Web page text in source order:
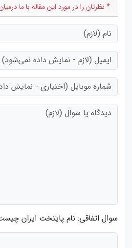
* نظرتان را در مورد این مقاله با ما
سوال اتفاقی: نام پایتخت ایران